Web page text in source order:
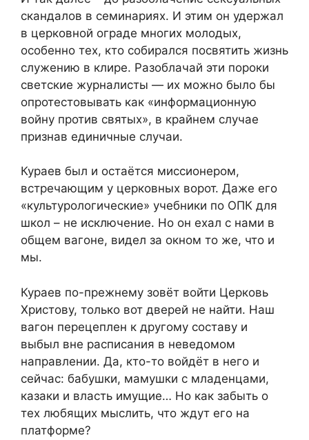
скандалов в семинариях. И этим он удержал
в церковной ограде многих молодых,
особенно тех, кто собирался посвятить жизнь
служению в клире. Разоблачай эти пороки
светские журналисты — их можно было бы
опротестовывать как «информационную
войну против святых», в крайнем случае
признав единичные случаи.
Кураев был и остаётся миссионером,
встречающим у церковных ворот. Даже его
«культурологические» учебники по ОПК для
школ – не исключение. Но он ехал с нами в
общем вагоне, видел за окном то же, что и
мы.
Кураев по-прежнему зовёт войти Церковь
Христову, только вот дверей не найти. Наш
вагон перецеплен к другому составу и
выбыл вне расписания в неведомом
направлении. Да, кто-то войдёт в него и
сейчас: бабушки, мамушки с младенцами,
казаки и власть имущие… Но как забыть о
тех любящих мыслить, что ждут его на
платформе?